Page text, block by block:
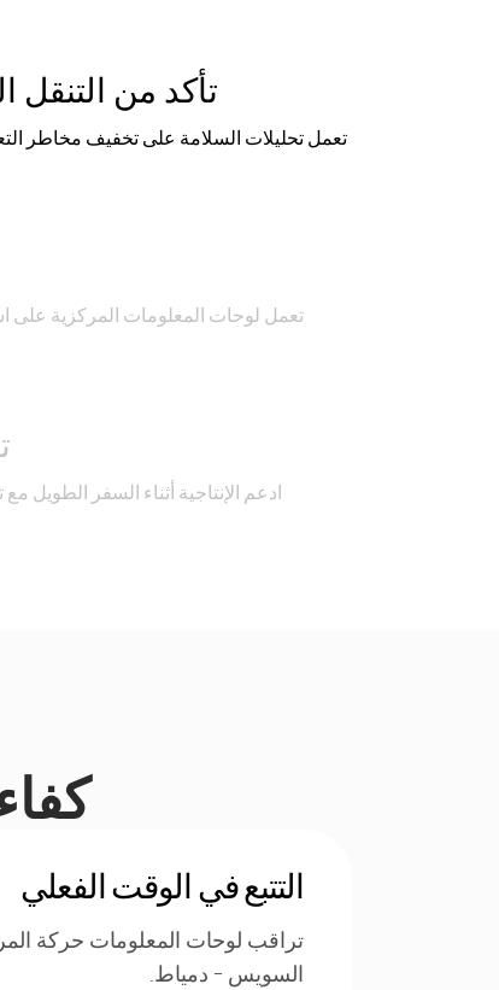
تأكد من
تعمل تحليلات السلامة على تخفيف مخاطر
تعمل لوحات المعلومات المركزية على
ادعم الإنتاجية أثناء السفر الطويل
التتبع في الوقت الفعلي
تراقب لوحات المعلومات حركة
السويس - دمياط.